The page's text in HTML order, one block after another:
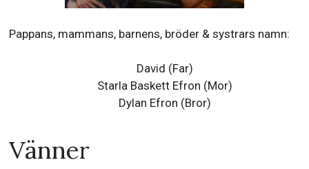
Pappans, mammans, barnens, bröder & systrars namn:
David (Far)
Starla Baskett Efron (Mor)
Dylan Efron (Bror)
Vänner